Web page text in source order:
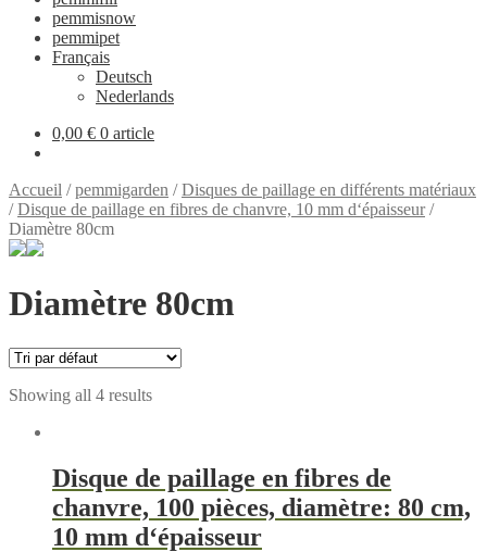
pemmisnow
pemmipet
Français
Deutsch
Nederlands
0,00 € 0 article
Accueil /pemmigarden /Disques de paillage en différents matériaux
/Disque de paillage en fibres de chanvre, 10 mm d‘épaisseur/
Diamètre 80cm
Diamètre 80cm
Showing all 4 results
Disque de paillage en fibres de
chanvre, 100 pièces, diamètre: 80 cm,
10 mm d‘épaisseur